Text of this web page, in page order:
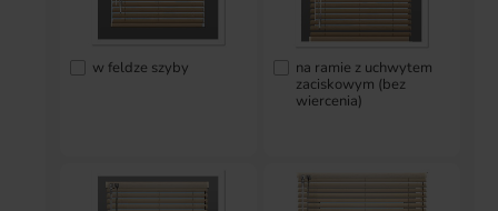
w feldze szyby
na ramie z uchwytem
zaciskowym (bez
wiercenia)